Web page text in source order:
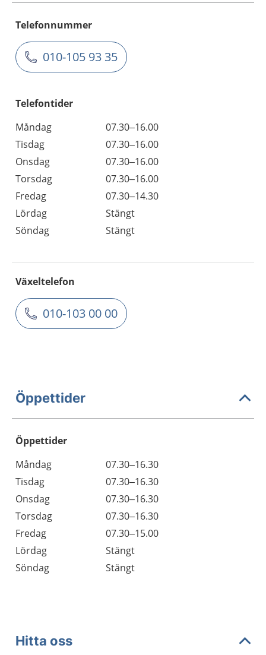
Telefonnummer
010-105 93 35
Telefontider
Måndag
07.30–16.00
Tisdag
07.30–16.00
Onsdag
07.30–16.00
Torsdag
07.30–16.00
Fredag
07.30–14.30
Lördag
Stängt
Söndag
Stängt
Växeltelefon
010-103 00 00
Öppettider
Öppettider
Dag
Öppettider
Kommentarer
Måndag
07.30–16.30
Tisdag
07.30–16.30
Onsdag
07.30–16.30
Torsdag
07.30–16.30
Fredag
07.30–15.00
Lördag
Stängt
Söndag
Stängt
Hitta oss